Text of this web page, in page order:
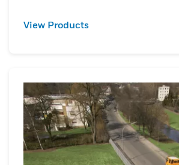
View Products